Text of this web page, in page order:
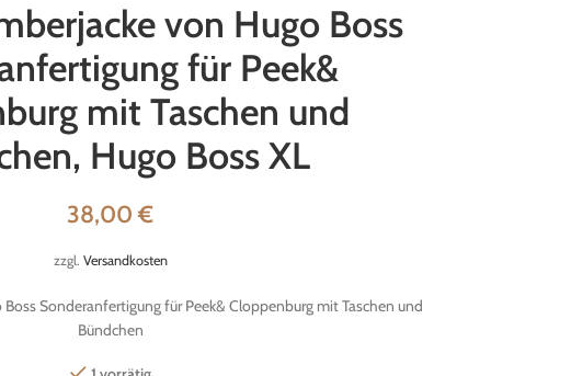
von Hugo Boss
für Peek&
mit Taschen und
Hugo Boss XL
38,00€
zzgl. Versandkosten
Sonderanfertigung für Peek& Cloppenburg mit Taschen und
Bündchen